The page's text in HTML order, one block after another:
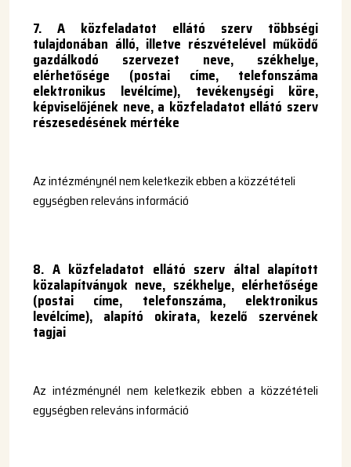
7. A közfeladatot ellátó szerv többségi
tulajdonában álló, illetve részvételével működő
gazdálkodó szervezet neve, székhelye,
elérhetősége (postai címe, telefonszáma
elektronikus levélcíme), tevékenységi köre,
képviselőjének neve, a közfeladatot ellátó szerv
részesedésének mértéke
Az intézménynél nem keletkezik ebben a közzétételi
egységben releváns információ
8. A közfeladatot ellátó szerv által alapított
közalapítványok neve, székhelye, elérhetősége
(postai címe, telefonszáma, elektronikus
levélcíme), alapító okirata, kezelő szervének
tagjai
Az intézménynél nem keletkezik ebben a közzétételi
egységben releváns információ